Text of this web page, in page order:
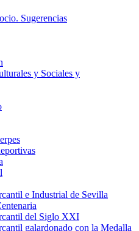
Sugerencias
y Sociales y
e Industrial de Sevilla
del Siglo XXI
galardonado con la Medalla